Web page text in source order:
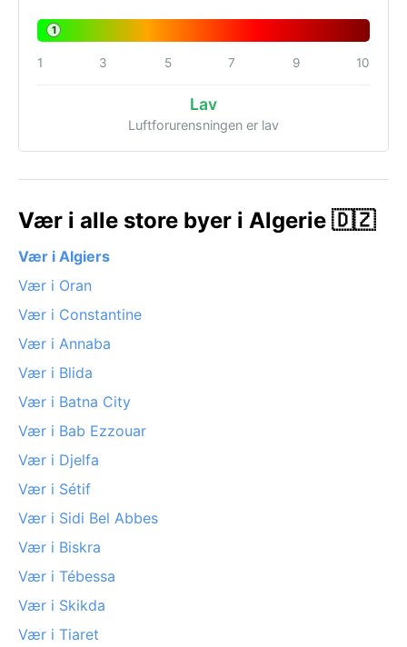
1
1 3 5 7 9 10
Lav
Luftforurensningen er lav
Vær i alle store byer i Algerie 🇩🇿
Vær i Algiers
Vær i Oran
Vær i Constantine
Vær i Annaba
Vær i Blida
Vær i Batna City
Vær i Bab Ezzouar
Vær i Djelfa
Vær i Sétif
Vær i Sidi Bel Abbes
Vær i Biskra
Vær i Tébessa
Vær i Skikda
Vær i Tiaret